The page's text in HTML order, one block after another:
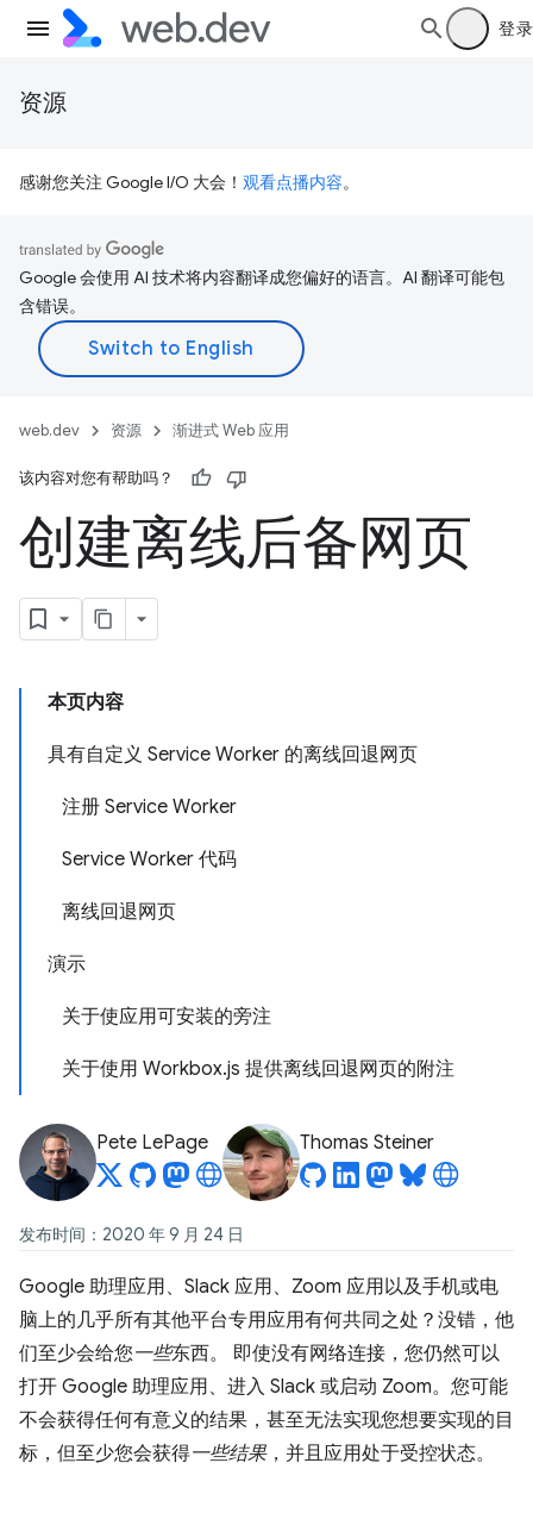
登录
资源
感谢您关注 Google I/O 大会！ 观看点播内容。
Google 会使用 AI 技术将内容翻译成您偏好的语言。AI 翻译可能包
含错误。
web.dev 资源 渐进式 Web 应用
该内容对您有帮助吗？
创建离线后备网页
本页内容
具有自定义 Service Worker 的离线回退网页
注册 Service Worker
Service Worker 代码
离线回退网页
演示
关于使应用可安装的旁注
关于使用 Workbox.js 提供离线回退网页的附注
Pete LePage Thomas Steiner
发布时间：2020 年 9 月 24 日
Google 助理应用、Slack 应用、Zoom 应用以及手机或电
脑上的几乎所有其他平台专用应用有何共同之处？没错，他
们至少会给您一些东西。 即使没有网络连接，您仍然可以
打开 Google 助理应用、进入 Slack 或启动 Zoom。您可能
不会获得任何有意义的结果，甚至无法实现您想要实现的目
标，但至少您会获得一些结果，并且应用处于受控状态。